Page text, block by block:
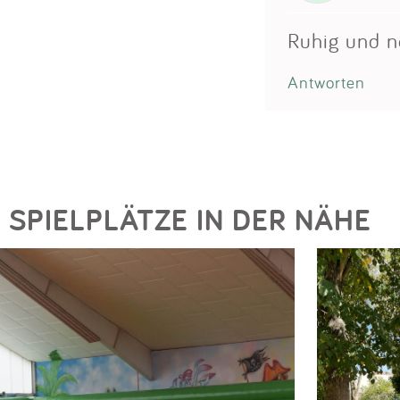
Ruhig und
Antworten
SPIELPLÄTZE IN DER NÄHE